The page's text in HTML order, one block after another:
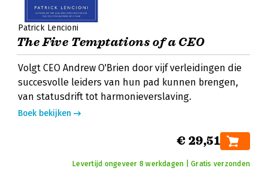
Patrick Lencioni
The Five Temptations of a CEO
Volgt CEO Andrew O'Brien door vijf verleidingen die
succesvolle leiders van hun pad kunnen brengen,
van statusdrift tot harmonieverslaving.
Boek bekijken
€ 29,51
Levertijd ongeveer 8 werkdagen | Gratis verzonden